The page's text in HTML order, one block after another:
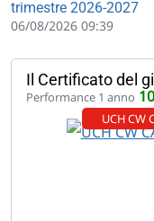
trimestre 2026-2027
06/08/2026 09:39
Il Certificato del
Performance 1 anno
UCH CW